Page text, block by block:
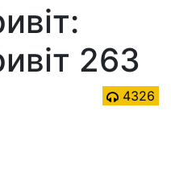
263
4326